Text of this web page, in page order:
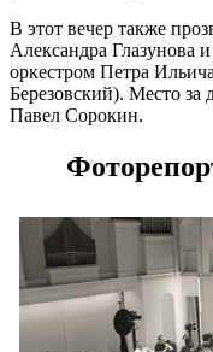
В этот вечер также
Александра Глазунова
оркестром Петра
Березовский). Место
Павел Сорокин.